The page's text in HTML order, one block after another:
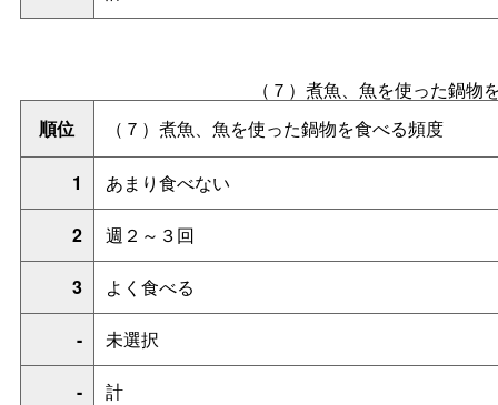
（７）煮魚、魚を使った鍋物
順位
（７）煮魚、魚を使った鍋物を食べる頻度
1 あまり食べない
2 週２～３回
3 よく食べる
- 未選択
- 計